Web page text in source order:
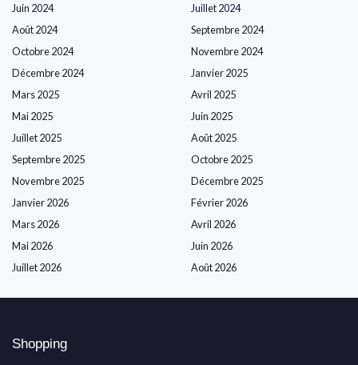
Juin 2024
Juillet 2024
Août 2024
Septembre 2024
Octobre 2024
Novembre 2024
Décembre 2024
Janvier 2025
Mars 2025
Avril 2025
Mai 2025
Juin 2025
Juillet 2025
Août 2025
Septembre 2025
Octobre 2025
Novembre 2025
Décembre 2025
Janvier 2026
Février 2026
Mars 2026
Avril 2026
Mai 2026
Juin 2026
Juillet 2026
Août 2026
Shopping